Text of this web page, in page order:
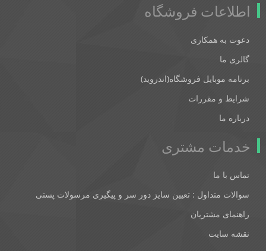
اطلاعات فروشگاه
دعوت به همکاری
گالری ما
برنامه موبایل فروشگاه(اندروید)
شرایط و مقررات
درباره ما
خدمات مشتری
تماس با ما
سوالات متداول : تعیین سایز دور سر و پیگیری مرسولات پستی
راهنمای مشتریان
نقشه سایت